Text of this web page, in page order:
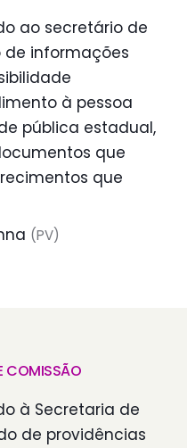
ao secretário de
de informações
à pessoa
pública estadual,
que
que
(PV)
COMISSÃO
à Secretaria de
de providências